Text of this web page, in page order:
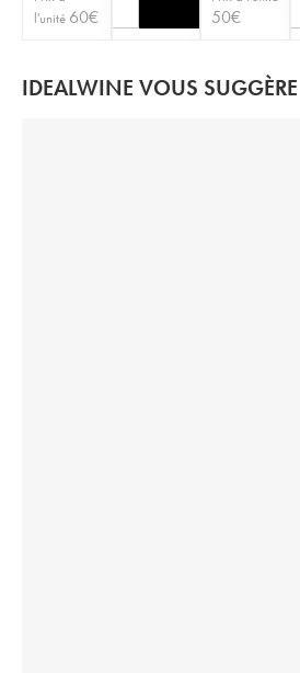
l'unité 60€ 50€
IDEALWINE VOUS SUGGÈRE